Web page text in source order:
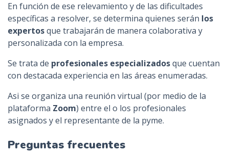
En función de ese relevamiento y de las dificultades
específicas a resolver, se determina quienes serán los
expertosque trabajarán de manera colaborativa y
personalizada con la empresa.
Se trata de profesionales especializadosque cuentan
con destacada experiencia en las áreas enumeradas.
Asi se organiza una reunión virtual (por medio de la
plataforma Zoom) entre el o los profesionales
asignados y el representante de la pyme.
Preguntas frecuentes